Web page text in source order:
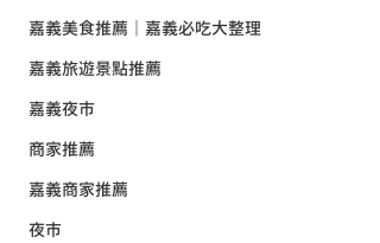
嘉義美食推薦｜嘉義必吃大整理
嘉義旅遊景點推薦
嘉義夜市
商家推薦
嘉義商家推薦
夜市